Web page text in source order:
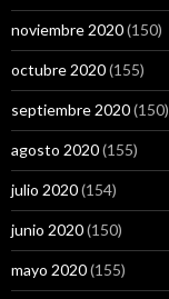
noviembre 2020(150)
octubre 2020(155)
septiembre 2020(150)
agosto 2020(155)
julio 2020(154)
junio 2020(150)
mayo 2020(155)